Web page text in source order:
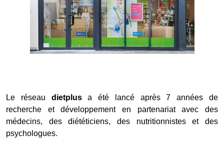
Le réseau dietplusa été lancé après 7 années de
recherche et développement en partenariat avec des
médecins, des diététiciens, des nutritionnistes et des
psychologues.